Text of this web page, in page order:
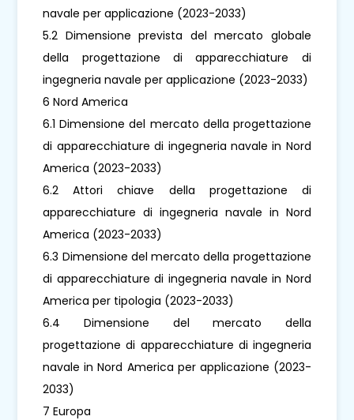
navale per applicazione (2023-2033)
5.2 Dimensione prevista del mercato globale
della progettazione di apparecchiature di
ingegneria navale per applicazione (2023-2033)
6 Nord America
6.1 Dimensione del mercato della progettazione
di apparecchiature di ingegneria navale in Nord
America (2023-2033)
6.2 Attori chiave della progettazione di
apparecchiature di ingegneria navale in Nord
America (2023-2033)
6.3 Dimensione del mercato della progettazione
di apparecchiature di ingegneria navale in Nord
America per tipologia (2023-2033)
6.4 Dimensione del mercato della
progettazione di apparecchiature di ingegneria
navale in Nord America per applicazione (2023-
2033)
7 Europa